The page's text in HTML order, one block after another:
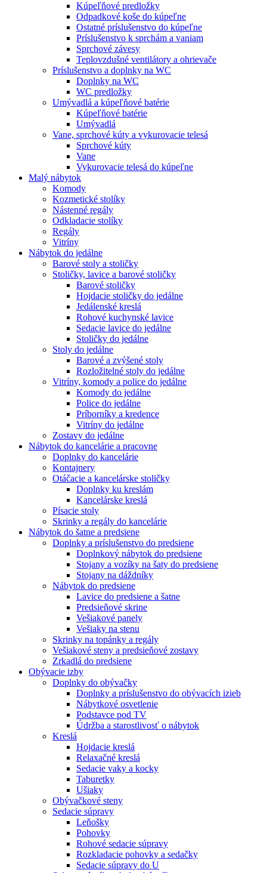
Kúpeľňové predložky
Odpadkové koše do kúpeľne
Ostatné príslušenstvo do kúpeľne
Príslušenstvo k sprchám a vaniam
Sprchové závesy
Teplovzdušné ventilátory a ohrievače
Príslušenstvo a doplnky na WC
Doplnky na WC
WC predložky
Umývadlá a kúpeľňové batérie
Kúpeľňové batérie
Umývadlá
Vane, sprchové kúty a vykurovacie telesá
Sprchové kúty
Vane
Vykurovacie telesá do kúpeľne
Malý nábytok
Komody
Kozmetické stolíky
Nástenné regály
Odkladacie stolíky
Regály
Vitríny
Nábytok do jedálne
Barové stoly a stoličky
Stoličky, lavice a barové stoličky
Barové stoličky
Hojdacie stoličky do jedálne
Jedálenské kreslá
Rohové kuchynské lavice
Sedacie lavice do jedálne
Stoličky do jedálne
Stoly do jedálne
Barové a zvýšené stoly
Rozložitelné stoly do jedálne
Vitríny, komody a police do jedálne
Komody do jedálne
Police do jedálne
Príborníky a kredence
Vitríny do jedálne
Zostavy do jedálne
Nábytok do kancelárie a pracovne
Doplnky do kancelárie
Kontajnery
Otáčacie a kancelárske stoličky
Doplnky ku kreslám
Kancelárske kreslá
Písacie stoly
Skrinky a regály do kancelárie
Nábytok do šatne a predsiene
Doplnky a príslušenstvo do predsiene
Doplnkový nábytok do predsiene
Stojany a vozíky na šaty do predsiene
Stojany na dáždníky
Nábytok do predsiene
Lavice do predsiene a šatne
Predsieňové skrine
Vešiakové panely
Vešiaky na stenu
Skrinky na topánky a regály
Vešiakové steny a predsieňové zostavy
Zrkadlá do predsiene
Obývacie izby
Doplnky do obývačky
Doplnky a príslušenstvo do obývacích izieb
Nábytkové osvetlenie
Podstavce pod TV
Údržba a starostlivosť o nábytok
Kreslá
Hojdacie kreslá
Relaxačné kreslá
Sedacie vaky a kocky
Taburetky
Ušiaky
Obývačkové steny
Sedacie súpravy
Leňošky
Pohovky
Rohové sedacie súpravy
Rozkladacie pohovky a sedačky
Sedacie súpravy do U